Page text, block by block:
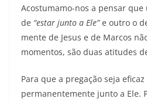
Acostumamo-nos a pensar
de “estar junto a Ele”e outro o
mente de Jesus e de Marcos
momentos, são duas atitudes
Para que a pregação seja
permanentemente junto a Ele.